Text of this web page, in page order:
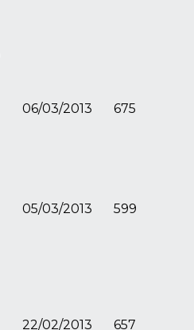
06/03/2013 675
05/03/2013 599
22/02/2013 657